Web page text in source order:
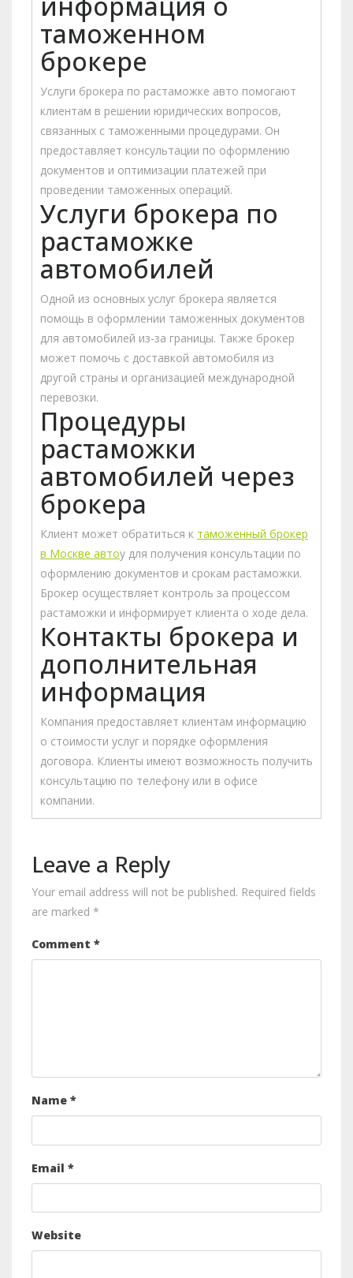
таможенном
брокере
Услуги брокера по растаможке авто помогают
клиентам в решении юридических вопросов,
связанных с таможенными процедурами. Он
предоставляет консультации по оформлению
документов и оптимизации платежей при
проведении таможенных операций.
Услуги брокера по
растаможке
автомобилей
Одной из основных услуг брокера является
помощь в оформлении таможенных документов
для автомобилей из-за границы. Также брокер
может помочь с доставкой автомобиля из
другой страны и организацией международной
перевозки.
Процедуры
растаможки
автомобилей через
брокера
Клиент может обратиться к таможенный брокер
в Москве автоу для получения консультации по
оформлению документов и срокам растаможки.
Брокер осуществляет контроль за процессом
растаможки и информирует клиента о ходе дела.
Контакты брокера и
дополнительная
информация
Компания предоставляет клиентам информацию
о стоимости услуг и порядке оформления
договора. Клиенты имеют возможность получить
консультацию по телефону или в офисе
компании.
Leave a Reply
Your email address will not be published. Required fields
are marked *
Comment *
Name *
Email *
Website